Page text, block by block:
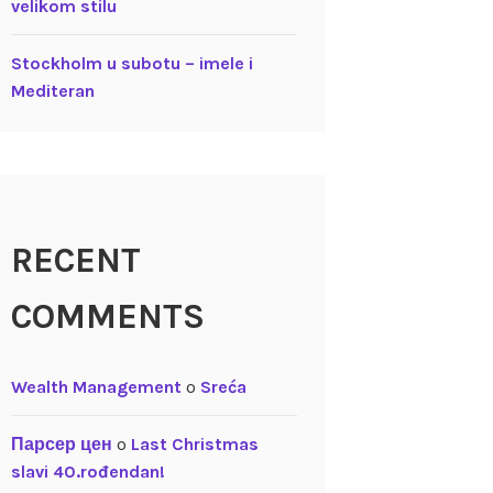
velikom stilu
Stockholm u subotu – imele i
Mediteran
RECENT
COMMENTS
Wealth Managemento Sreća
Парсер цен o Last Christmas
slavi 40.rođendan!